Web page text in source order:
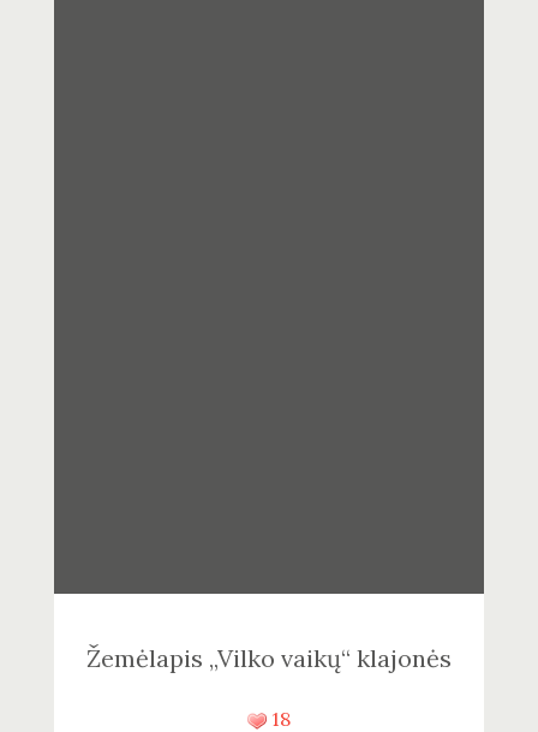
Žemėlapis „Vilko vaikų“ klajonės
18